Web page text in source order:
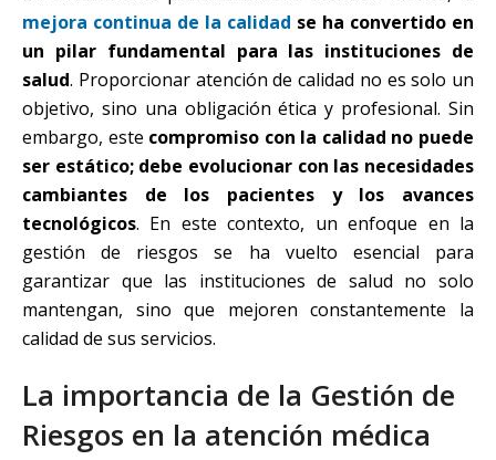
mejora continua de la calidad se ha convertido en
un pilar fundamental para las instituciones de
salud. Proporcionar atención de calidad no es solo un
objetivo, sino una obligación ética y profesional. Sin
embargo, este compromiso con la calidad no puede
ser estático; debe evolucionar con las necesidades
cambiantes de los pacientes y los avances
tecnológicos. En este contexto, un enfoque en la
gestión de riesgos se ha vuelto esencial para
garantizar que las instituciones de salud no solo
mantengan, sino que mejoren constantemente la
calidad de sus servicios.
La importancia de la Gestión de
Riesgos en la atención médica